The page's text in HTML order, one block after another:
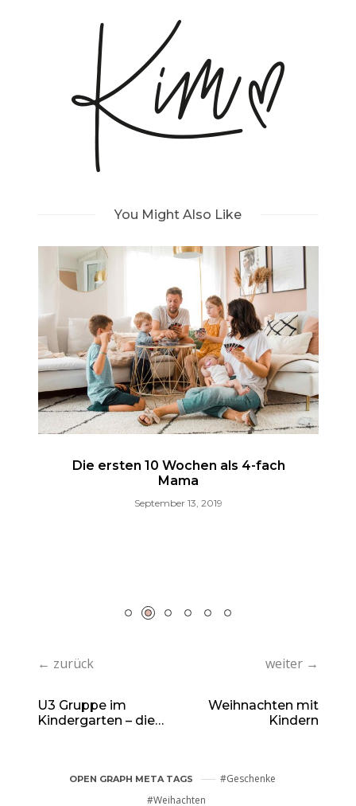
You Might Also Like
Die ersten 10 Wochen als 4-fach
Mama
September 13, 2019
← zurück
U3 Gruppe im
Kindergarten – die
weiter →
Weihnachten mit
Kindern
OPEN GRAPH META TAGS
Geschenke
Weihachten